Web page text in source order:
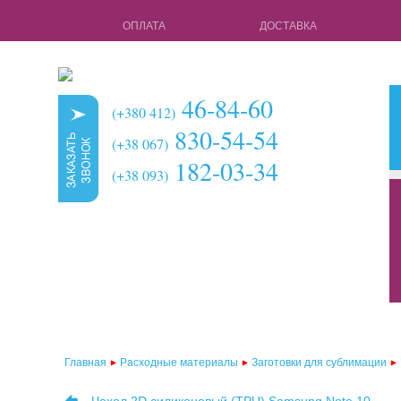
ОПЛАТА ДОСТАВКА
(+380 412) 46-84-60
(+38 067) 830-54-54
(+38 093) 182-03-34
чехлы для
Главная Расходные материалы Заготовки для сублимации